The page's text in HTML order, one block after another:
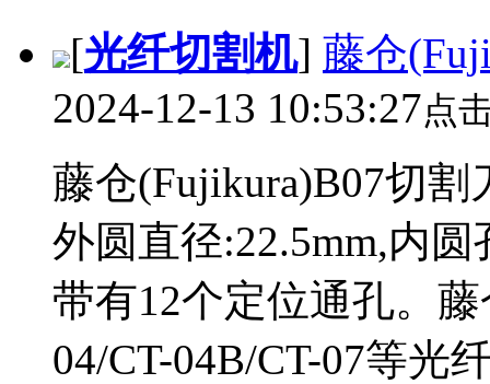
[光纤切割机] 藤仓
2024-12-13 10:53:27点
藤仓(Fujikura)B07切
外圆直径:22.5mm,内
带有12个定位通孔。
04/CT-04B/CT-07等光